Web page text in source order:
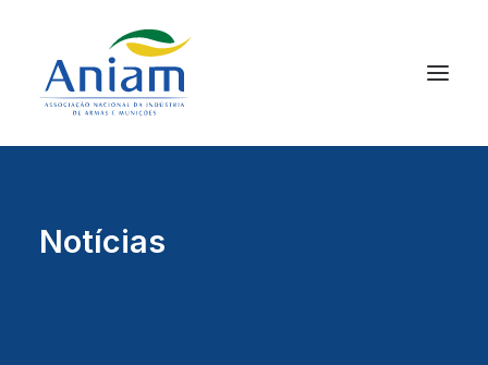
Notícias